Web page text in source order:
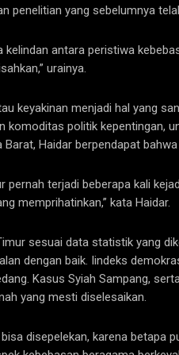
penelitian yang sebelumnya
kelindan antara peristiwa
urainya.
keyakinan menjadi hal yang
komoditas politik kepentingan,
Haidar berpendapat
pernah terjadi beberapa kali
memprihatinkan,” kata Haidar.
sesuai data statistik yang
dengan baik. Iindeks
Kasus Syiah Sampang,
yang mesti diselesaikan.
disepelekan, karena betapa